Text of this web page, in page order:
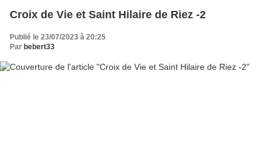
Croix de Vie et Saint Hilaire de Riez -2
Publié le 23/07/2023 à 20:25
Par bebert33